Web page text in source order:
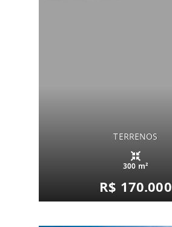
TERRENOS
300 m²
R$ 170.000